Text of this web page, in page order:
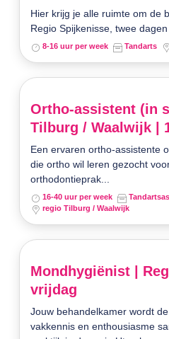
Hier krijg je alle ruimte om de
Regio Spijkenisse, twee dagen
8-16 uur per week Tandarts
Ortho-assistent (in
Tilburg / Waalwijk |
Een ervaren ortho-assistente
die ortho wil leren gezocht
orthodontieprak...
16-40 uur per week
regio Tilburg / Waalwijk
Mondhygiënist |
vrijdag
Jouw behandelkamer wordt
vakkennis en enthousiasme